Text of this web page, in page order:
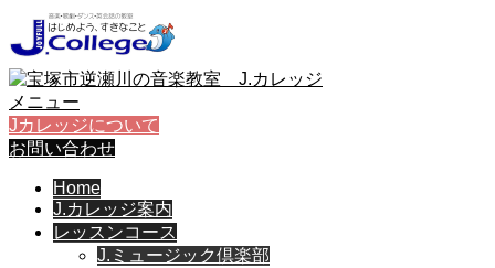
メニュー
Jカレッジについて
お問い合わせ
Home
J.カレッジ案内
レッスンコース
J.ミュージック倶楽部